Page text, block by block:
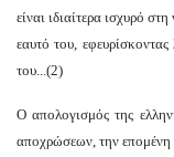
είναι ιδιαίτερα ισχυρό
εαυτό του,
του...(2)
Ο απολογισμός της
αποχρώσεων, την επομένη